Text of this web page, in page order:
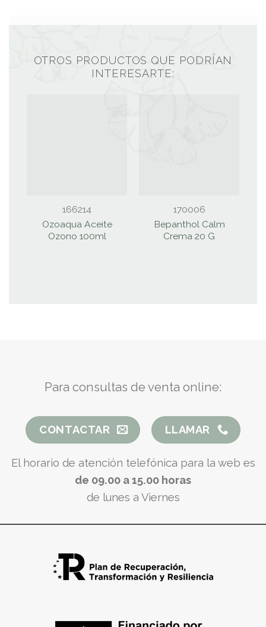
OTROS PRODUCTOS QUE PODRÍAN
INTERESARTE:
166214
Ozoaqua Aceite
Ozono 100ml
170006
Bepanthol Calm
Crema 20 G
Para consultas de venta online:
CONTACTAR LLAMAR
El horario de atención telefónica para la web es
de 09.00 a 15.00 horas
de lunes a Viernes